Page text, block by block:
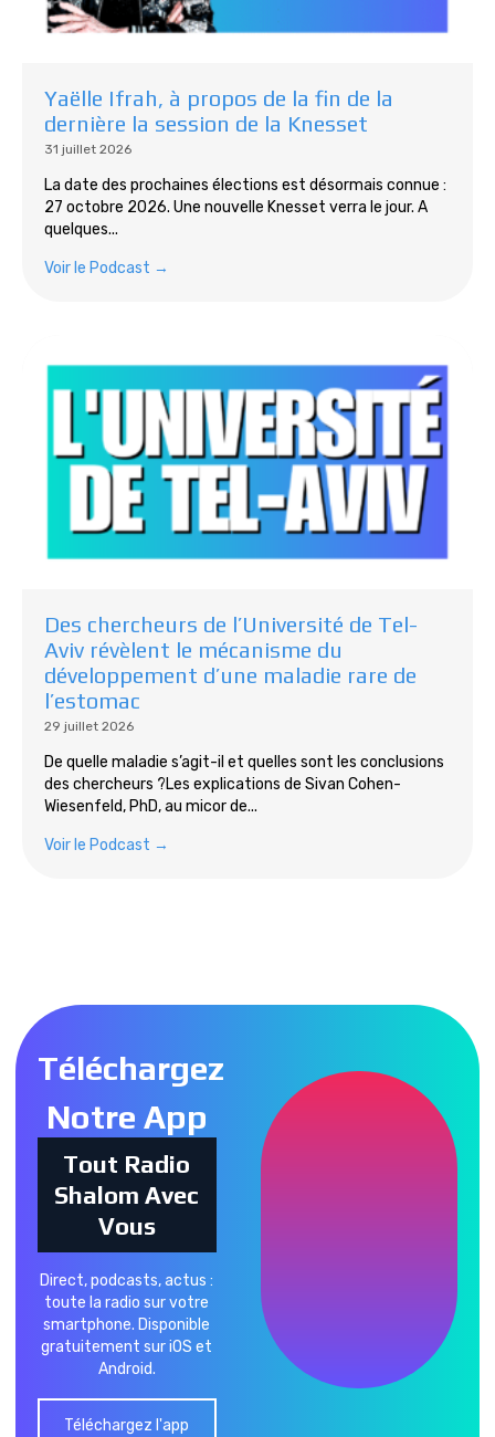
Yaëlle Ifrah, à propos de la fin de la
dernière la session de la Knesset
31 juillet 2026
La date des prochaines élections est désormais connue :
27 octobre 2026. Une nouvelle Knesset verra le jour. A
quelques...
Voir le Podcast →
Des chercheurs de l’Université de Tel-
Aviv révèlent le mécanisme du
développement d’une maladie rare de
l’estomac
29 juillet 2026
De quelle maladie s’agit-il et quelles sont les conclusions
des chercheurs ?Les explications de Sivan Cohen-
Wiesenfeld, PhD, au micor de...
Voir le Podcast →
Téléchargez
Notre App
Tout Radio
Shalom Avec
Vous
Direct, podcasts, actus :
toute la radio sur votre
smartphone. Disponible
gratuitement sur iOS et
Android.
Téléchargez l'app